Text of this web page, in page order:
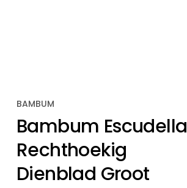
BAMBUM
Bambum Escudella
Rechthoekig
Dienblad Groot